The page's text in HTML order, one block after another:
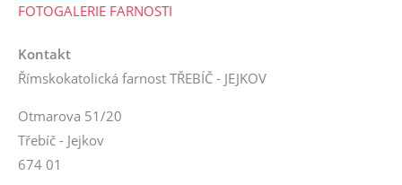
FOTOGALERIE FARNOSTI
Kontakt
Římskokatolická farnost TŘEBÍČ - JEJKOV
Otmarova 51/20
Třebíč - Jejkov
674 01